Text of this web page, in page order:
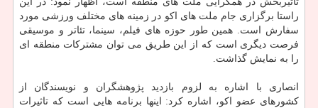
راستا برگزاری جام ملت های اكو در زمینه های مختلف ورزشی مورد
سفارش است. همین طور حوزه های فیلم، سینما، تئاتر و موسیقی
فرصت دیگری است كه از این طریق می توان مشتركات منطقه ای
را به نمایش گذاشت.
انصاری با اشاره به لزوم بازدید پژوهشگران و نویسندگان از
كشورهای عضو اكو، اشاره كرد: اینها برنامه هایی است كه تاثیرات